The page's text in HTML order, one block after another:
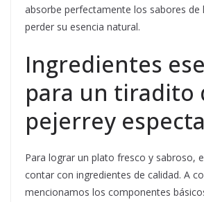
absorbe perfectamente los sabores de
perder su esencia natural.
Ingredientes
para un tiradito
pejerrey
Para lograr un plato fresco y sabroso,
contar con ingredientes de calidad. A
mencionamos los componentes